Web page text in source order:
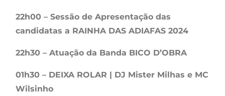
22h00 – Sessão de Apresentação das
candidatas a RAINHA DAS ADIAFAS 2024
22h30 – Atuação da Banda BICO D’OBRA
01h30 – DEIXA ROLAR | DJ Mister Milhas e MC
Wilsinho